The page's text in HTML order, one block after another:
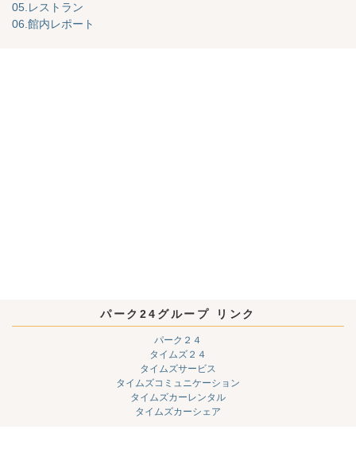
05.レストラン
06.館内レポート
パーク24グループ リンク
パーク２４
タイムズ２４
タイムズサービス
タイムズコミュニケーション
タイムズカーレンタル
タイムズカーシェア